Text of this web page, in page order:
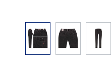
Bildergalerie überspringen